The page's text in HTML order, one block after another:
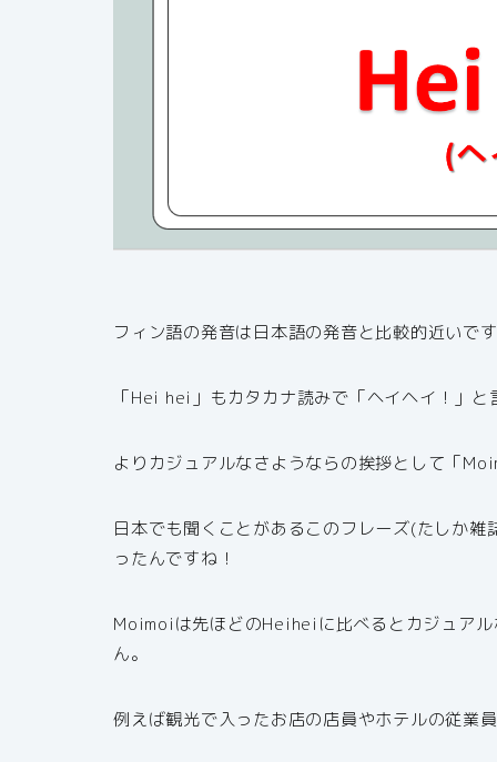
フィン語の発音は日本語の発音と比較的近いで
「Hei hei」もカタカナ読みで「ヘイヘイ！」
よりカジュアルなさようならの挨拶として「
日本でも聞くことがあるこのフレーズ(たしか
ったんですね！
Moimoiは先ほどのHeiheiに比べるとカジュア
ん。
例えば観光で入ったお店の店員やホテルの従業